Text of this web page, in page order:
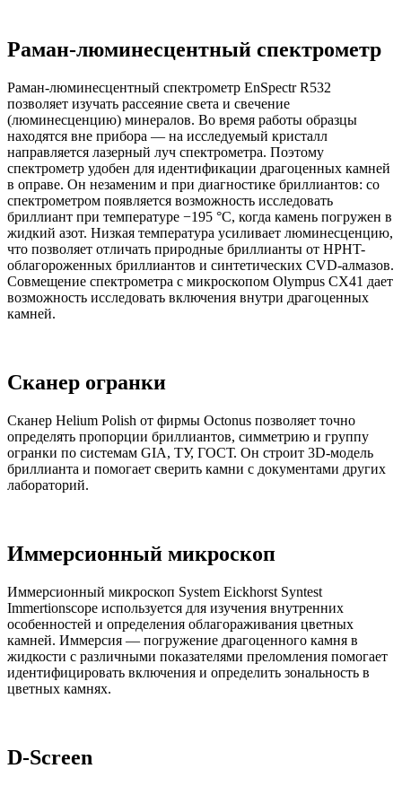
Раман-люминесцентный спектрометр
Раман-люминесцентный спектрометр EnSpectr R532
позволяет изучать рассеяние света и свечение
(люминесценцию) минералов. Во время работы образцы
находятся вне прибора — на исследуемый кристалл
направляется лазерный луч спектрометра. Поэтому
спектрометр удобен для идентификации драгоценных камней
в оправе. Он незаменим и при диагностике бриллиантов: со
спектрометром появляется возможность исследовать
бриллиант при температуре −195 °C, когда камень погружен в
жидкий азот. Низкая температура усиливает люминесценцию,
что позволяет отличать природные бриллианты от HPHT-
облагороженных бриллиантов и синтетических CVD-алмазов.
Совмещение спектрометра с микроскопом Olympus CX41 дает
возможность исследовать включения внутри драгоценных
камней.
Сканер огранки
Сканер Helium Polish от фирмы Octonus позволяет точно
определять пропорции бриллиантов, симметрию и группу
огранки по системам GIA, ТУ, ГОСТ. Он строит 3D-модель
бриллианта и помогает сверить камни с документами других
лабораторий.
Иммерсионный микроскоп
Иммерсионный микроскоп System Eickhorst Syntest
Immertionscope используется для изучения внутренних
особенностей и определения облагораживания цветных
камней. Иммерсия — погружение драгоценного камня в
жидкости с различными показателями преломления помогает
идентифицировать включения и определить зональность в
цветных камнях.
D-Screen